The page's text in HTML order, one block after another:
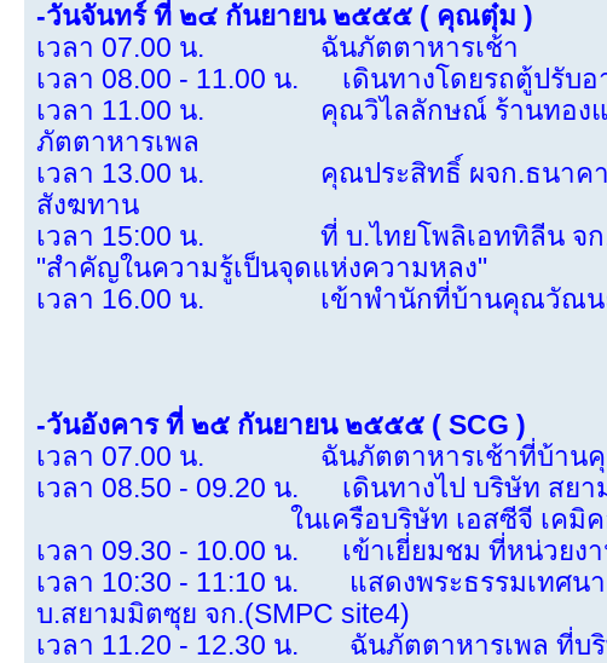
-วันจันทร์ ที่ ๒๔ กันยายน ๒๕๕๕ ( คุณตุ๋ม )
เวลา 07.00 น. ฉันภัตตาหารเช้า
เวลา 08.00 - 11.00 น. เดินทางโดยรถตู้ปรับอ
เวลา 11.00 น. คุณวิไลลักษณ์ ร้านทองแท้เ
ภัตตาหารเพล
เวลา 13.00 น. คุณประสิทธิ์ ผจก.ธนาคาร
สังฆทาน
เวลา 15:00 น. ที่ บ.ไทยโพลิเอททิลีน จก. ร
"สำคัญในความรู้เป็นจุดแห่งความหลง"
เวลา 16.00 น. เข้าพำนักที่บ้านคุณวัณนะ ศ
-วันอังคาร ที่ ๒๕ กันยายน ๒๕๕๕ ( SCG )
เวลา 07.00 น. ฉันภัตตาหารเช้าที่บ้าน
เวลา 08.50 - 09.20 น. เดินทางไป บริษัท สยา
ในเครือบริษัท เอสซีจี เคมิคอลส์ จ
เวลา 09.30 - 10.00 น. เข้าเยี่ยมชม ที่หน่วยง
เวลา 10:30 - 11:10 น. แสดงพระธรรมเทศน
บ.สยามมิตซุย จก.(SMPC site4)
เวลา 11.20 - 12.30 น. ฉันภัตตาหารเพล ที่บ